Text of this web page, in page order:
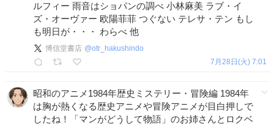
ルフィー 雨音はショパンの調べ 小林麻美 ラブ・イ
ズ・オーヴァー 欧陽菲菲 つぐない テレサ・テン もし
も明日が・・・ わらべ 他
博信堂書店 @otr_hakushindo
7月28日(火) 7:01
昭和のアニメ1984年歴史ミステリー・冒険編 1984年
は胸が熱くなる歴史アニメや冒険アニメが目白押しで
したね！「マンがどうして物語」のお姉さんとロクベ